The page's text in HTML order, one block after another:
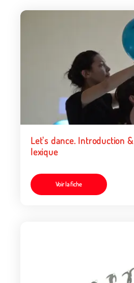
Let's dance. Introduction &
lexique
Voir la fiche